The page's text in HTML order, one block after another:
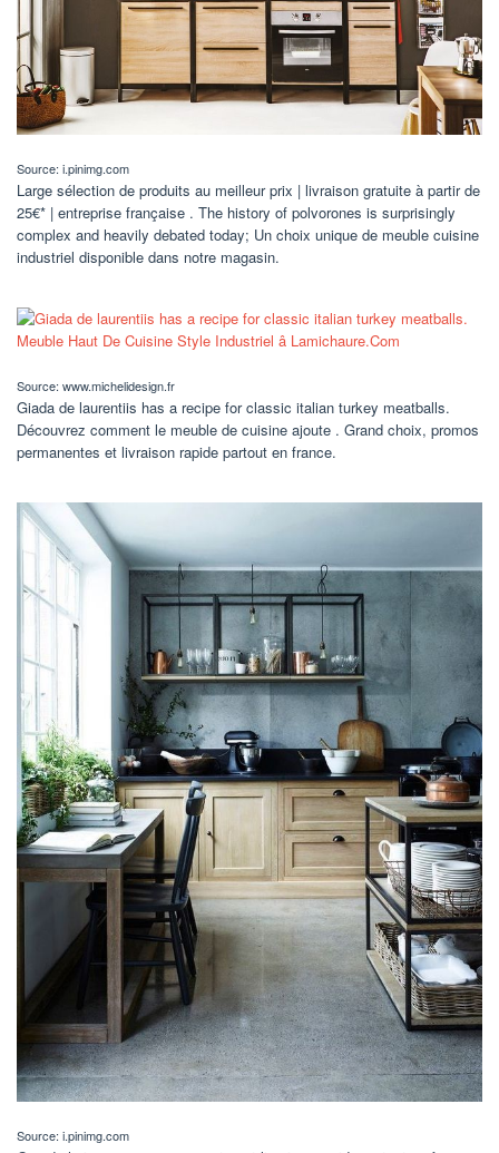
Source: i.pinimg.com
Large sélection de produits au meilleur prix | livraison gratuite à partir de
25€* | entreprise française . The history of polvorones is surprisingly
complex and heavily debated today; Un choix unique de meuble cuisine
industriel disponible dans notre magasin.
Source: www.michelidesign.fr
Giada de laurentiis has a recipe for classic italian turkey meatballs.
Découvrez comment le meuble de cuisine ajoute . Grand choix, promos
permanentes et livraison rapide partout en france.
Source: i.pinimg.com